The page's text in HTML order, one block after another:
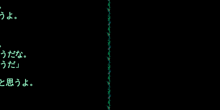
。
な。
だ」
思うよ。